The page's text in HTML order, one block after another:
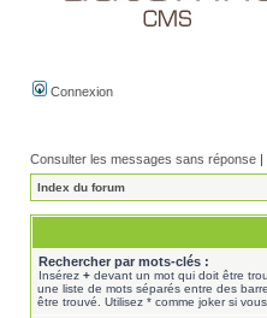
Connexion
Consulter les messages sans réponse |
Index du forum
Rechercher par mots-clés :
Insérez + devant un mot qui doit être
une liste de mots séparés entre des
être trouvé. Utilisez * comme joker si